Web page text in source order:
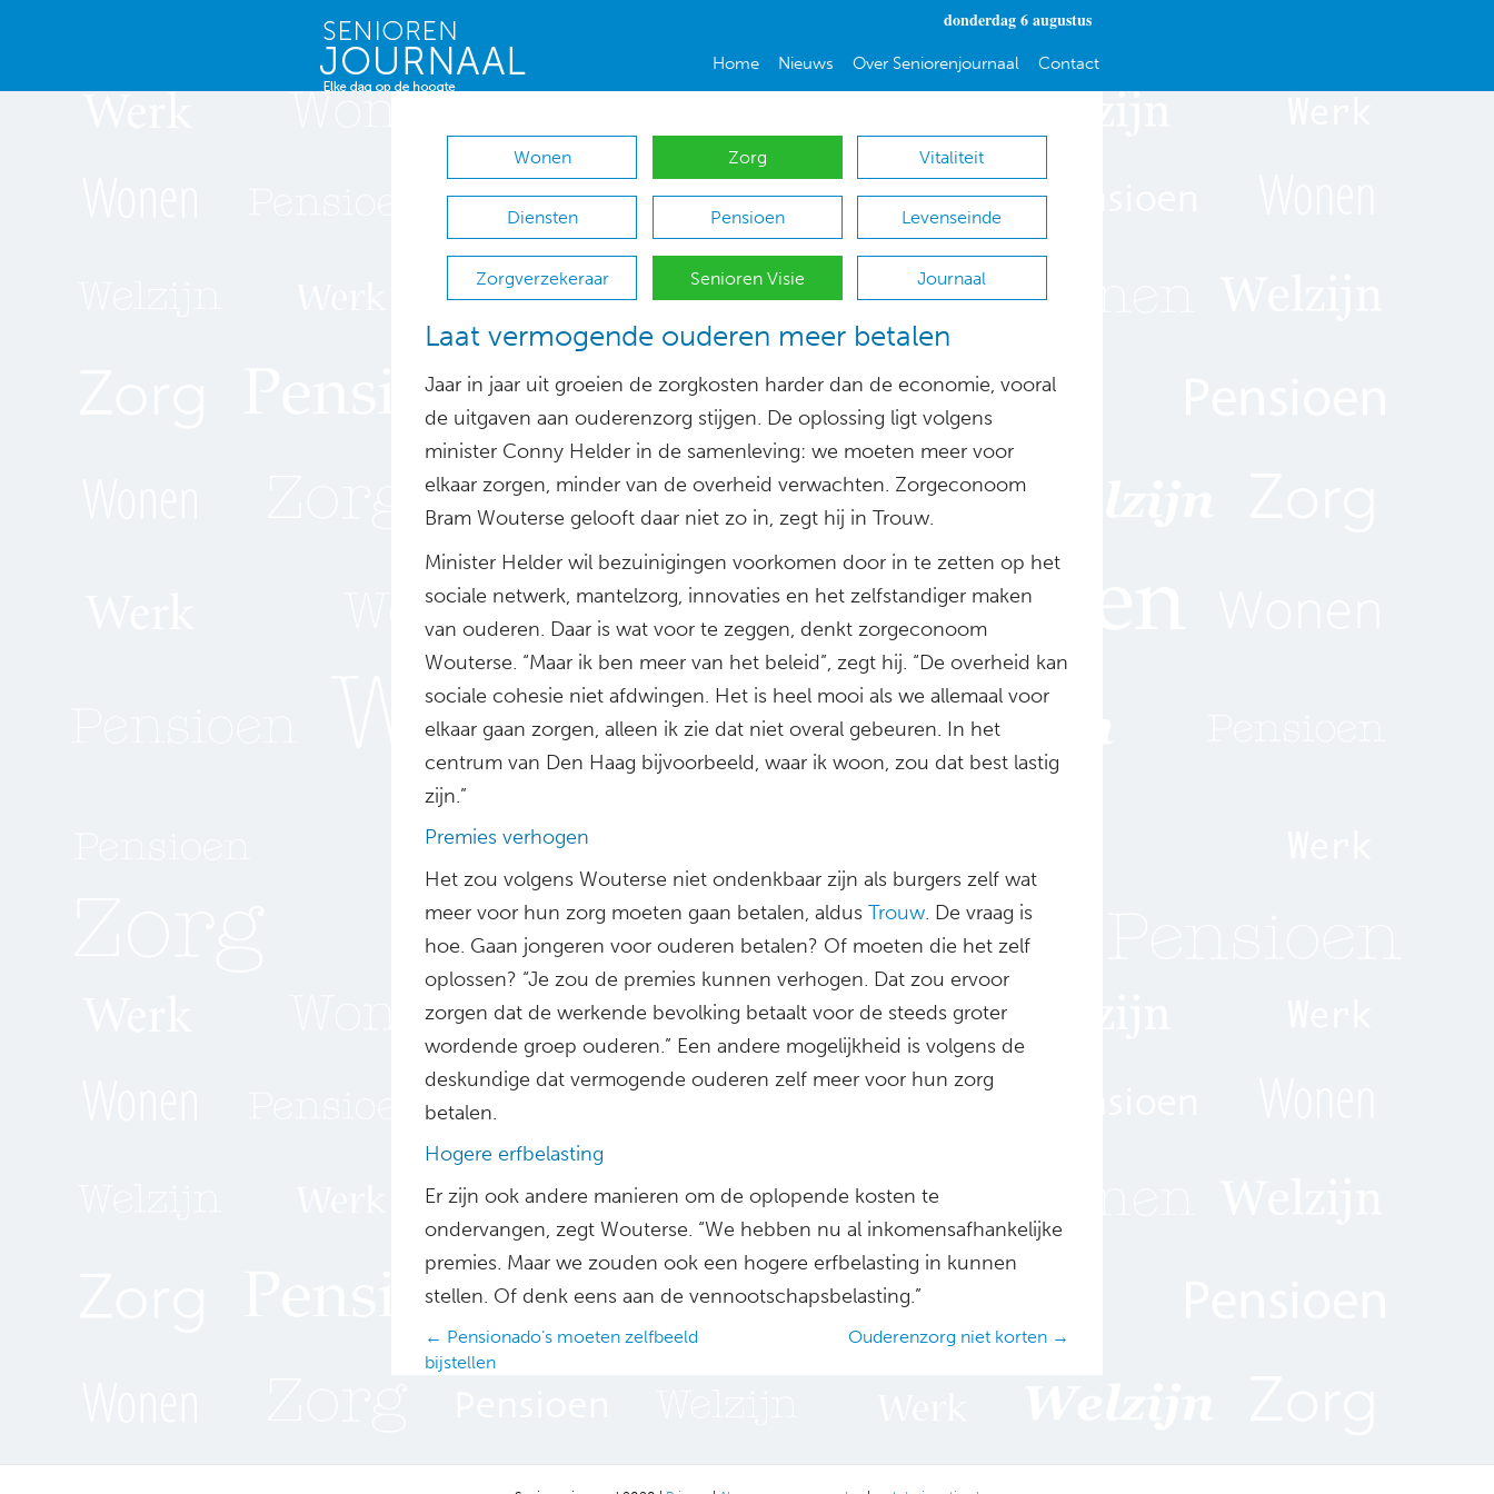
donderdag 6 augustus
Home Nieuws Over Seniorenjournaal Contact
Wonen Zorg Vitaliteit
Diensten Pensioen Levenseinde
Zorgverzekeraar Senioren Visie Journaal
Laat vermogende ouderen meer betalen
Jaar in jaar uit groeien de zorgkosten harder dan de economie, vooral
de uitgaven aan ouderenzorg stijgen. De oplossing ligt volgens
minister Conny Helder in de samenleving: we moeten meer voor
elkaar zorgen, minder van de overheid verwachten. Zorgeconoom
Bram Wouterse gelooft daar niet zo in, zegt hij in Trouw.
Minister Helder wil bezuinigingen voorkomen door in te zetten op het
sociale netwerk, mantelzorg, innovaties en het zelfstandiger maken
van ouderen. Daar is wat voor te zeggen, denkt zorgeconoom
Wouterse. “Maar ik ben meer van het beleid”, zegt hij. “De overheid kan
sociale cohesie niet afdwingen. Het is heel mooi als we allemaal voor
elkaar gaan zorgen, alleen ik zie dat niet overal gebeuren. In het
centrum van Den Haag bijvoorbeeld, waar ik woon, zou dat best lastig
zijn.”
Premies verhogen
Het zou volgens Wouterse niet ondenkbaar zijn als burgers zelf wat
meer voor hun zorg moeten gaan betalen, aldus Trouw. De vraag is
hoe. Gaan jongeren voor ouderen betalen? Of moeten die het zelf
oplossen? “Je zou de premies kunnen verhogen. Dat zou ervoor
zorgen dat de werkende bevolking betaalt voor de steeds groter
wordende groep ouderen.” Een andere mogelijkheid is volgens de
deskundige dat vermogende ouderen zelf meer voor hun zorg
betalen.
Hogere erfbelasting
Er zijn ook andere manieren om de oplopende kosten te
ondervangen, zegt Wouterse. “We hebben nu al inkomensafhankelijke
premies. Maar we zouden ook een hogere erfbelasting in kunnen
stellen. Of denk eens aan de vennootschapsbelasting.”
Posts
navigation
← Pensionado’s moeten zelfbeeld
bijstellen
Ouderenzorg niet korten →